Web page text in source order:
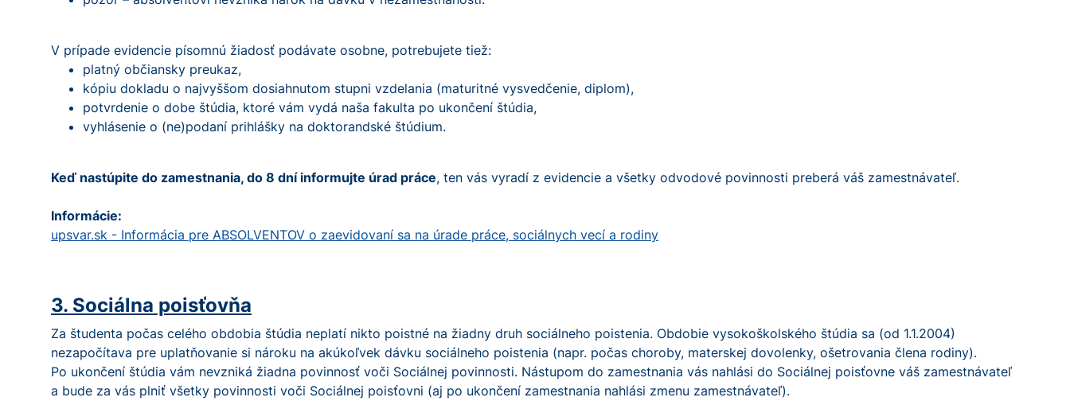
V prípade evidencie písomnú žiadosť podávate osobne, potrebujete tiež:
platný občiansky preukaz,
kópiu dokladu o najvyššom dosiahnutom stupni vzdelania (maturitné vysvedčenie, diplom),
potvrdenie o dobe štúdia, ktoré vám vydá naša fakulta po ukončení štúdia,
vyhlásenie o (ne)podaní prihlášky na doktorandské štúdium.
Keď nastúpite do zamestnania, do 8 dní informujte úrad práce, ten vás vyradí z evidencie a všetky odvodové povinnosti preberá váš zamestnávateľ.
Informácie:
upsvar.sk - Informácia pre ABSOLVENTOV o zaevidovaní sa na úrade práce, sociálnych vecí a rodiny
3. Sociálna poisťovňa
Za študenta počas celého obdobia štúdia neplatí nikto poistné na žiadny druh sociálneho poistenia. Obdobie vysokoškolského štúdia sa (od 1.1.2004)
nezapočítava pre uplatňovanie si nároku na akúkoľvek dávku sociálneho poistenia (napr. počas choroby, materskej dovolenky, ošetrovania člena rodiny).
Po ukončení štúdia vám nevzniká žiadna povinnosť voči Sociálnej povinnosti. Nástupom do zamestnania vás nahlási do Sociálnej poisťovne váš zamestnávateľ
a bude za vás plniť všetky povinnosti voči Sociálnej poisťovni (aj po ukončení zamestnania nahlási zmenu zamestnávateľ).